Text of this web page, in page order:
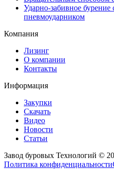
Ударно-забивное
пневмоударником
Компания
Лизинг
О компании
Контакты
Информация
Закупки
Скачать
Видео
Новости
Статьи
Завод буровых Технологий ©
Политика конфиденциальности